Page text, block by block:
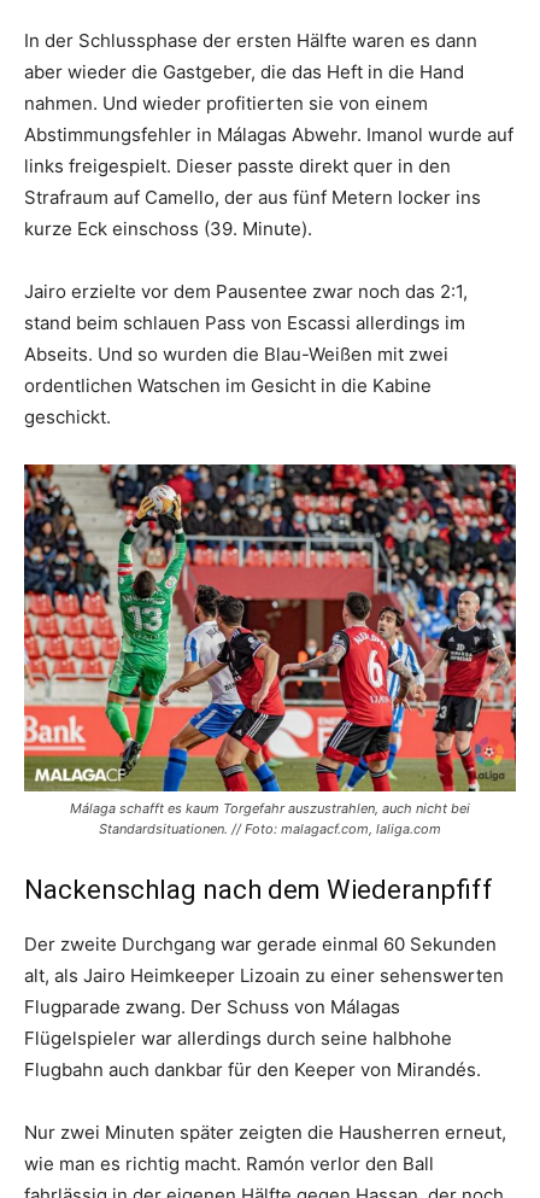
In der Schlussphase der ersten Hälfte waren es dann
aber wieder die Gastgeber, die das Heft in die Hand
nahmen. Und wieder profitierten sie von einem
Abstimmungsfehler in Málagas Abwehr. Imanol wurde auf
links freigespielt. Dieser passte direkt quer in den
Strafraum auf Camello, der aus fünf Metern locker ins
kurze Eck einschoss (39. Minute).
Jairo erzielte vor dem Pausentee zwar noch das 2:1,
stand beim schlauen Pass von Escassi allerdings im
Abseits. Und so wurden die Blau-Weißen mit zwei
ordentlichen Watschen im Gesicht in die Kabine
geschickt.
Málaga schafft es kaum Torgefahr auszustrahlen, auch nicht bei
Standardsituationen. // Foto: malagacf.com, laliga.com
Nackenschlag nach dem Wiederanpfiff
Der zweite Durchgang war gerade einmal 60 Sekunden
alt, als Jairo Heimkeeper Lizoain zu einer sehenswerten
Flugparade zwang. Der Schuss von Málagas
Flügelspieler war allerdings durch seine halbhohe
Flugbahn auch dankbar für den Keeper von Mirandés.
Nur zwei Minuten später zeigten die Hausherren erneut,
wie man es richtig macht. Ramón verlor den Ball